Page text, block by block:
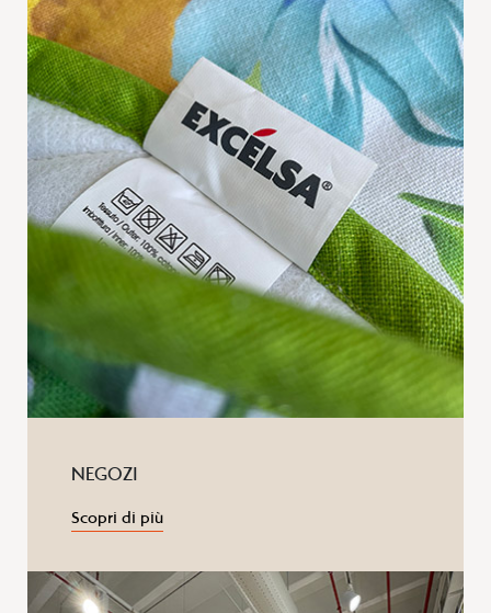
NEGOZI
Scopri di più